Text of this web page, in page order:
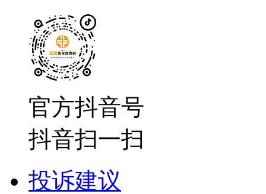
官方抖音号
抖音扫一扫
投诉建议